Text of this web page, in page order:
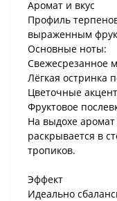
Аромат и вкус
Профиль
выраженным
Основные ноты:
Свежесрезанное
Лёгкая остринка
Цветочные
Фруктовое
На выдохе
раскрывается в
тропиков.
Эффект
Идеально